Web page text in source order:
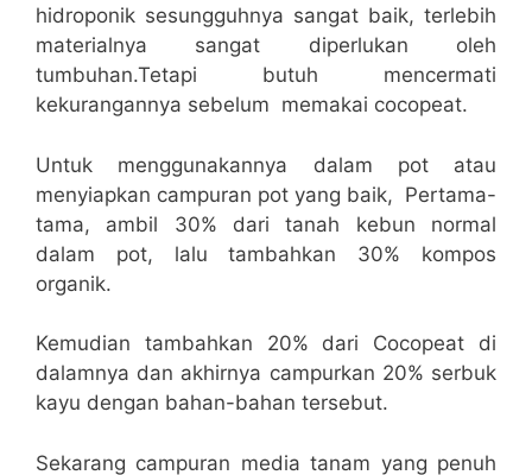
hidroponik sesungguhnya sangat baik, terlebih
materialnya sangat diperlukan oleh
tumbuhan.Tetapi butuh mencermati
kekurangannya sebelum memakai cocopeat.
Untuk menggunakannya dalam pot atau
menyiapkan campuran pot yang baik, Pertama-
tama, ambil 30% dari tanah kebun normal
dalam pot, lalu tambahkan 30% kompos
organik.
Kemudian tambahkan 20% dari Cocopeat di
dalamnya dan akhirnya campurkan 20% serbuk
kayu dengan bahan-bahan tersebut.
Sekarang campuran media tanam yang penuh